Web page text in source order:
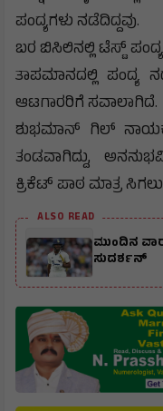
ಪಂದ್ಯಗಳು ನಡೆದಿದ್ದವು.
ಬರ ಬಿಸಿಲಿನಲ್ಲಿ ಟೆಸ್ಟ್
ತಾಪಮಾನದಲ್ಲಿ ಪಂದ್ಯ
ಆಟಗಾರರಿಗೆ ಸವಾಲಾಗಿದೆ.
ಶುಭಮಾನ್ ಗಿಲ್
ತಂಡವಾಗಿದ್ದು,
ಕ್ರಿಕೆಟ್ ಪಾಠ ಮಾತ್ರ
ALSO READ
ಮುಂದಿನ
ಸುದರ್ಶನ್